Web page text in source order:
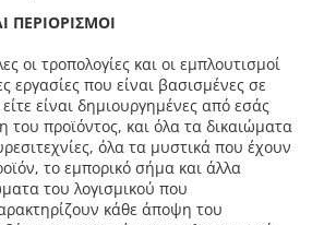
ΠΕΡΙΟΡΙΣΜΟΙ
οι τροπολογίες και οι εμπλουτισμοί
εργασίες που είναι βασισμένες σε
είναι δημιουργημένες από εσάς
του προϊόντος, και όλα τα δικαιώματα
όλα τα μυστικά που έχουν
το εμπορικό σήμα και άλλα
του λογισμικού που
κάθε άποψη του